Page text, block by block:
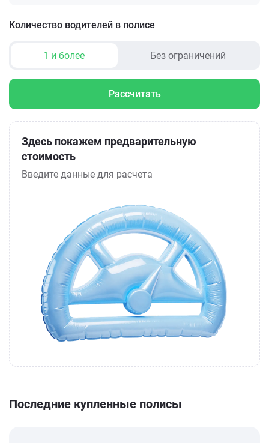
Количество водителей в полисе
1 и более Без ограничений
Рассчитать
Здесь покажем предварительную
стоимость
Введите данные для расчета
Последние купленные полисы